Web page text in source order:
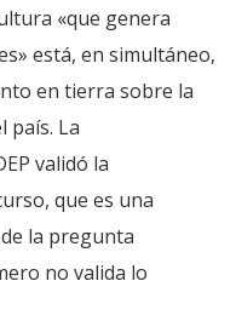
«que genera
está, en simultáneo,
en tierra sobre la
país. La
validó la
que es una
la pregunta
no valida lo